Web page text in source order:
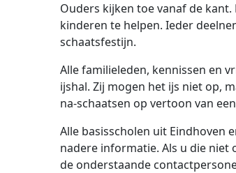
Ouders kijken toe vanaf de
kinderen te helpen. Ieder
schaatsfestijn.
Alle familieleden, kennissen en
ijshal. Zij mogen het ijs niet op,
na-schaatsen op vertoon van
Alle basisscholen uit Eindhoven
nadere informatie. Als u die niet
de onderstaande